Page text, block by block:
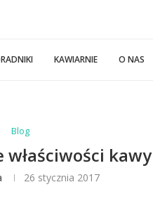
KAWIARNIE O NAS
Blog
właściwości kawy
26 stycznia 2017